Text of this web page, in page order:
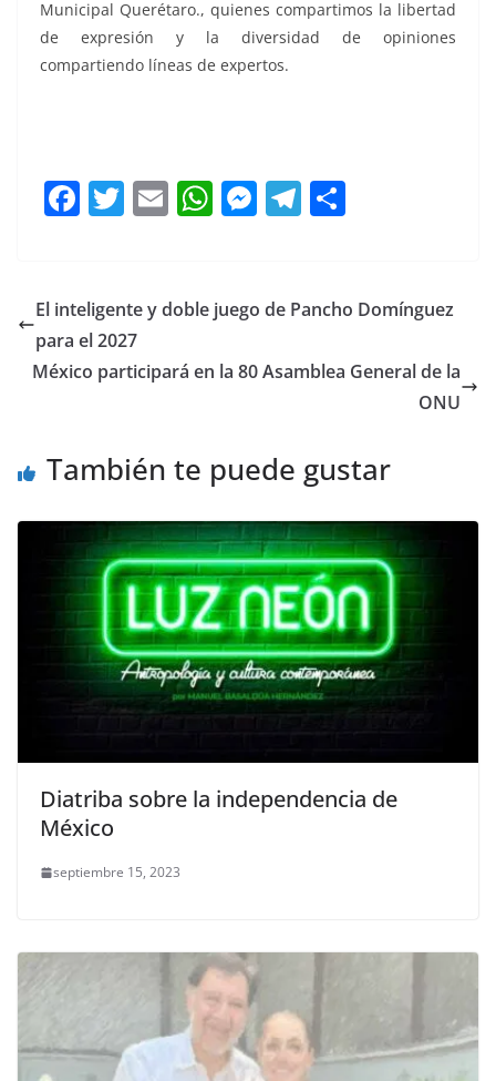
Municipal Querétaro., quienes compartimos la libertad
de expresión y la diversidad de opiniones
compartiendo líneas de expertos.
F
a
e
b
o
T
w
er
E
m
l
W
h
s
p
M
e
e
g
T
el
gr
m
p
tir
El inteligente y doble juego de Pancho Domínguez
para el 2027
México participará en la 80 Asamblea General de la
ONU
También te puede gustar
Diatriba sobre la independencia de
México
septiembre 15, 2023